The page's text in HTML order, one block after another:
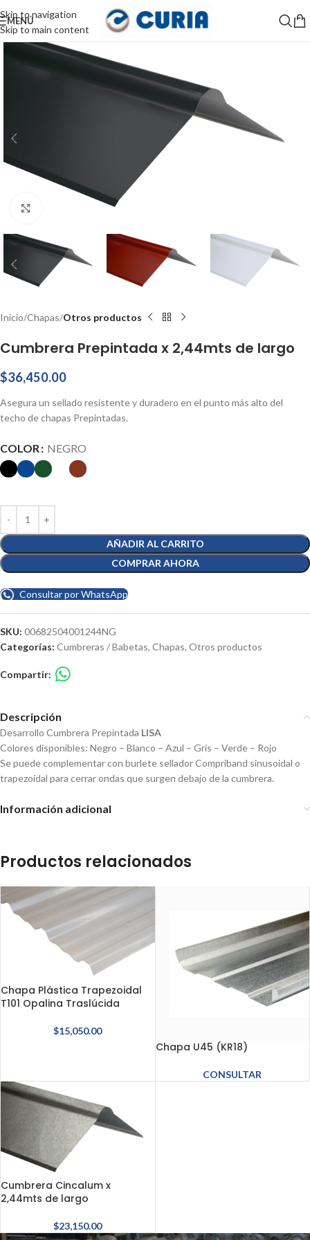
Skip to navigation
Skip to main content
MENÚ
Haga Click para agrandar
Inicio Chapas Otros productos
Cumbrera Prepintada x 2,44mts de largo
$36,450.00
Asegura un sellado resistente y duradero en el punto más alto del
techo de chapas Prepintadas.
COLOR NEGRO
AÑADIR AL CARRITO
COMPRAR AHORA
Consultar por WhatsApp
SKU: 00682504001244NG
Categorías: Cumbreras / Babetas, Chapas, Otros productos
Compartir:
Descripción
Desarrollo Cumbrera Prepintada LISA
Colores disponibles: Negro – Blanco – Azul – Gris – Verde – Rojo
Se puede complementar con burlete sellador Compriband sinusoidal o
trapezoidal para cerrar ondas que surgen debajo de la cumbrera.
Información adicional
Productos relacionados
Chapa Plástica Trapezoidal
T101 Opalina Traslúcida
$15,050.00
Chapa U45 (KR18)
CONSULTAR
Cumbrera Cincalum x
2,44mts de largo
$23,150.00